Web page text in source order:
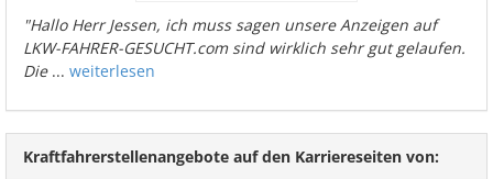
"Hallo Herr Jessen, ich muss sagen unsere Anzeigen auf
LKW-FAHRER-GESUCHT.com sind wirklich sehr gut gelaufen.
Die... weiterlesen
Kraftfahrerstellenangebote auf den Karriereseiten von: